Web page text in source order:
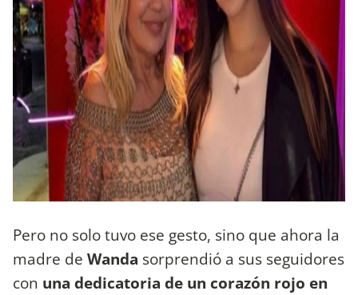
Pero no solo tuvo ese gesto, sino que ahora la
madre de Wanda sorprendió a sus seguidores
con una dedicatoria de un corazón rojo en